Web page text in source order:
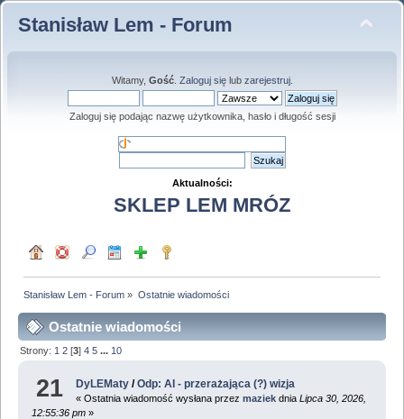
Stanisław Lem - Forum
Witamy, Gość. Zaloguj sięlub zarejestruj.
Zaloguj się podając nazwę użytkownika, hasło i długość sesji
Aktualności:
SKLEP LEM MRÓZ
Stanisław Lem - Forum » Ostatnie wiadomości
Ostatnie wiadomości
Strony: 1 2 [3]4 5 ... 10
21 DyLEMaty /Odp: AI - przerażająca (?) wizja
« Ostatnia wiadomość wysłana przezmaziek dnia Lipca 30, 2026,
12:55:36 pm»